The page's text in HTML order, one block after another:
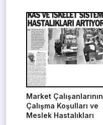
Market Çalışanlarının
Çalışma Koşulları ve
Meslek Hastalıkları